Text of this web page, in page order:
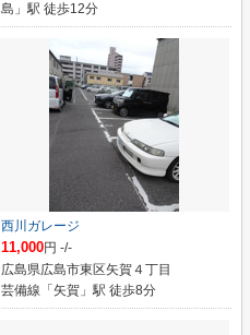
島」駅 徒歩12分
西川ガレージ
11,000円 -/-
広島県広島市東区矢賀４丁目
芸備線「矢賀」駅 徒歩8分